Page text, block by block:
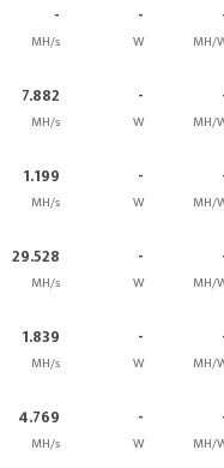
-
MH/s
-
W MH/
7.882
MH/s
-
W MH/
1.199
MH/s
-
W MH/
29.528
MH/s
-
W MH/
1.839
MH/s
-
W MH/
4.769
MH/s
-
W MH/